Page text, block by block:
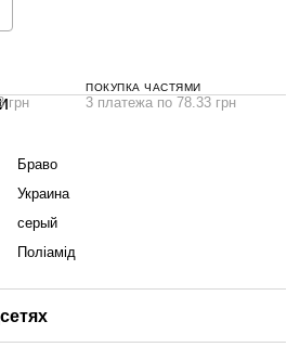
грн
ПОКУПКА ЧАСТЯМИ
3 платежа по 78.33 грн
Браво
Украина
cерый
Поліамід